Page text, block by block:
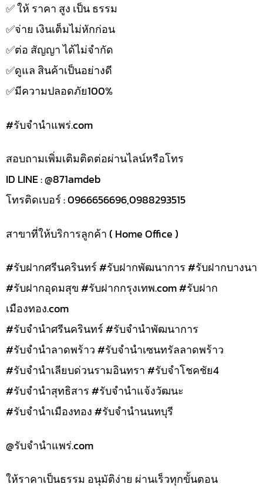
✅️ ให้ ราคา สูง เป็น ธรรม
✅️จ่าย เงินเต็มไม่หักก่อน
✅️ต่อ สัญญา ได้ไม่จำกัด
✅️ดูแล สินค้าเป็นอย่างดี
✅️มีความปลอดภัย100%
#รับจํานําแพร่.com
สอบถามเพิ่มเติมติดต่อผ่านไลน์หรือโทร
ID LINE : @871amdeb
โทรติดเบอร์ : 0966656696,0988293515
สาขาที่ให้บริการลูกค้า ( Home Office )
#รับฝากศรีนครินทร์ #รับฝากพัฒนาการ #รับฝากบางนา
#รับฝากอุดมสุข #รับฝากกรุงเทพ.com #รับฝาก
เมืองทอง.com
#รับจำนำศรีนครินทร์ #รับจำนำพัฒนาการ
#รับจำนำลาดพร้าว #รับจำนำเซนทรัลลาดพร้าว
#รับจำนำเลียบด่วนรามอินทรา #รับจำโชคชัย4
#รับจำนำสุทธิสาร #รับจำนำแจ้งวัฒนะ
#รับจำนำเมืองทอง #รับจำนำนนทบุรี
@รับจํานําแพร่.com
ให้ราคาเป็นธรรม อนุมัติง่าย ผ่านเร็วทุกขั้นตอน